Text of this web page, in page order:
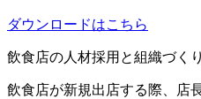
ダウンロードはこちら
飲食店の人材採用と組織づく
飲食店が新規出店する際、店